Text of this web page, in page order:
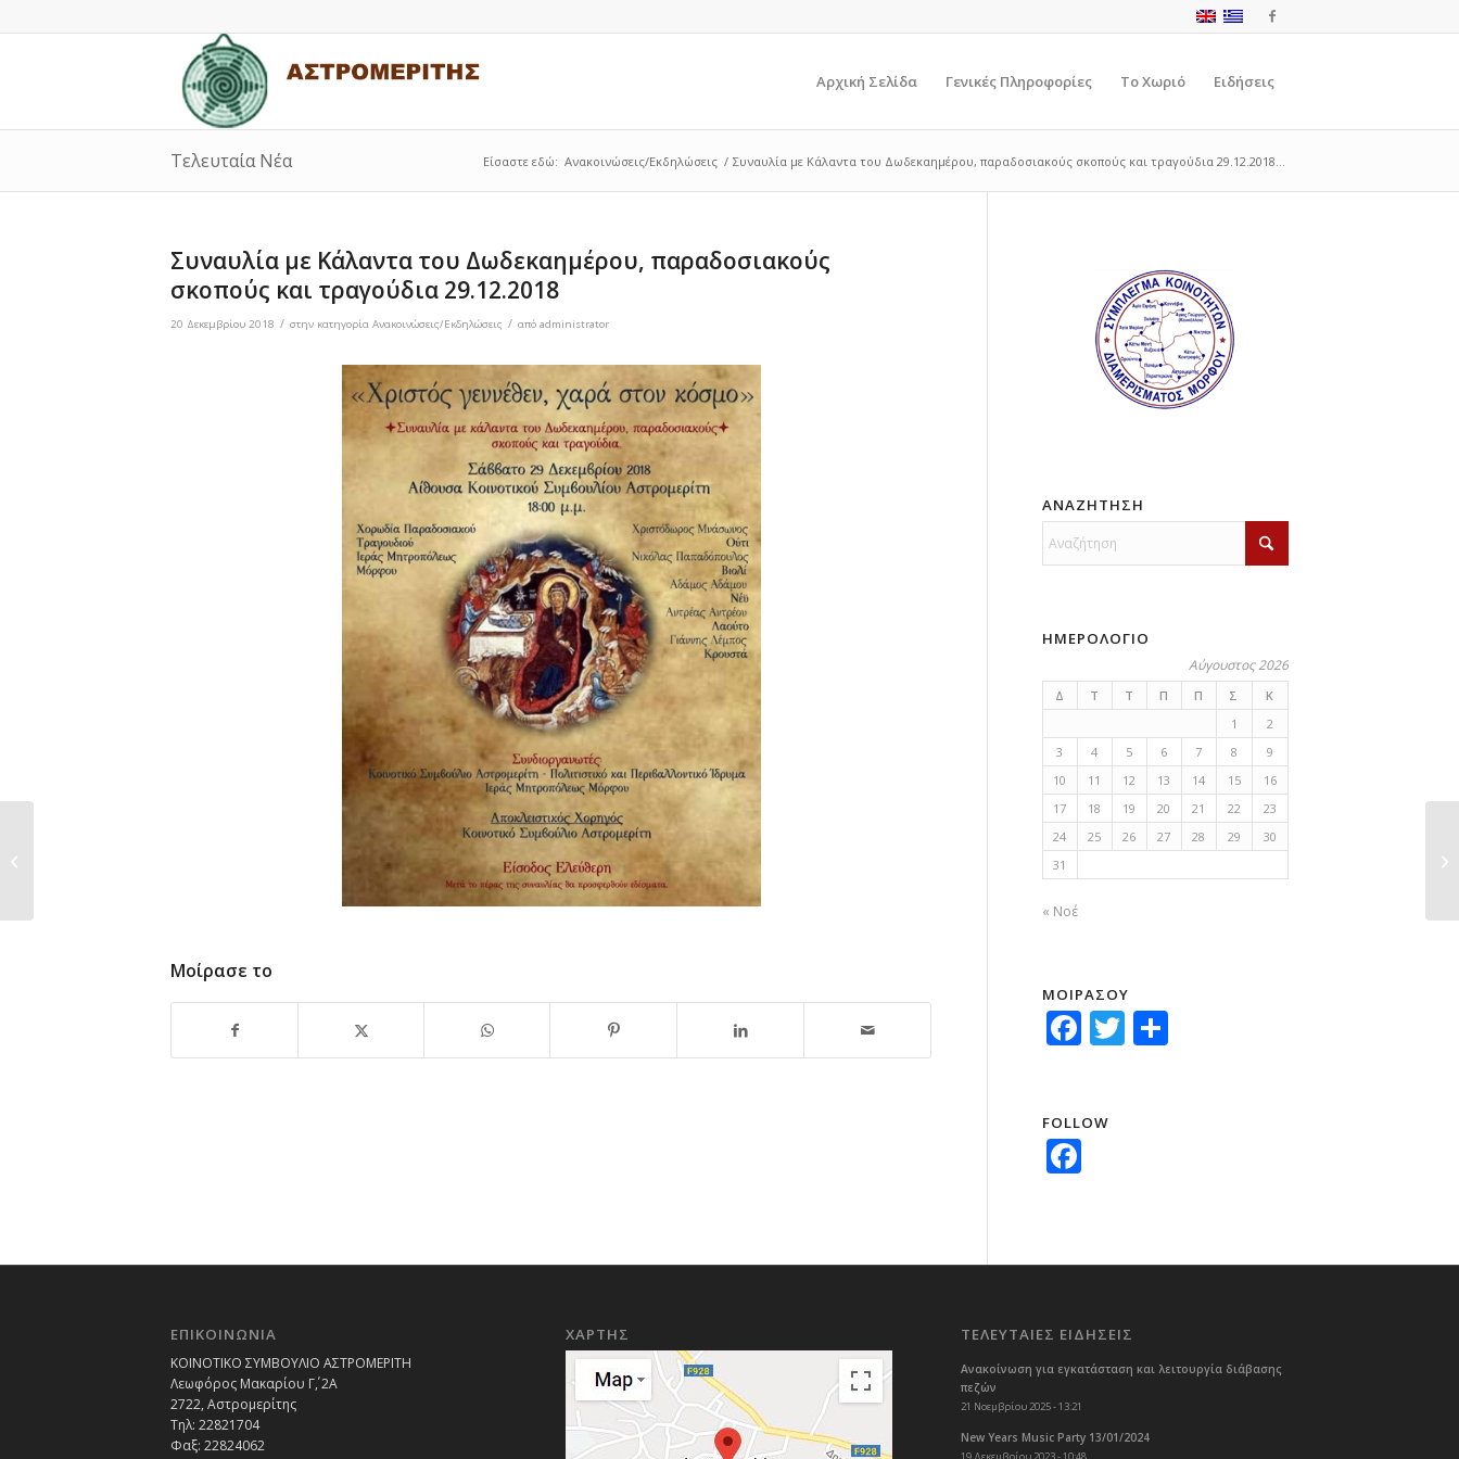
Αρχική Σελίδα Γενικές Πληροφορίες Το Χωριό Ειδήσεις
Τελευταία Νέα Είσαστε εδώ: Ανακοινώσεις/Εκδηλώσεις / Συναυλία με Κάλαντα του Δωδεκαημέρου, παραδοσιακούς σκοπούς και τραγούδια 29.12.2018...
Συναυλία με Κάλαντα του Δωδεκαημέρου, παραδοσιακούς
σκοπούς και τραγούδια 29.12.2018
20 Δεκεμβρίου 2018 / στην κατηγορία Ανακοινώσεις/Εκδηλώσεις / από administrator
Μοίρασε το
ΑΝΑΖΗΤΗΣΗ
ΗΜΕΡΟΛΟΓΙΟ
Αύγουστος 2026
Δ Τ Τ Π Π Σ
Κ
1
2
3
4 5 6 7 8
9
10
11 12 13 14 15
16
17
18 19 20 21 22
23
24
25 26 27 28 29
30
31
« Νοέ
ΜΟΙΡΑΣΟΥ
Facebook
Twitter
Μοιραστείτε
FOLLOW
Facebook
ΕΠΙΚΟΙΝΩΝΙΑ
ΚΟΙΝΟΤΙΚΟ ΣΥΜΒΟΥΛΙΟ ΑΣΤΡΟΜΕΡΙΤΗ
Λεωφόρος Μακαρίου Γ΄, 2Α
2722, Αστρομερίτης
Τηλ: 22821704
Φαξ: 22824062
ΧΑΡΤΗΣ ΤΕΛΕΥΤΑΙΕΣ ΕΙΔΗΣΕΙΣ
Ανακοίνωση για εγκατάσταση και λειτουργία διάβασης
πεζών
21 Νοεμβρίου 2025 - 13:21
New Years Music Party 13/01/2024